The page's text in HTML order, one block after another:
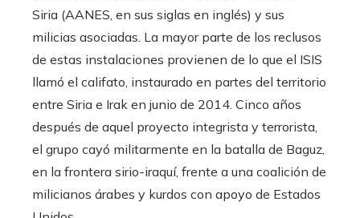
Siria (AANES, en sus siglas en inglés) y sus
milicias asociadas. La mayor parte de los reclusos
de estas instalaciones provienen de lo que el ISIS
llamó el califato, instaurado en partes del territorio
entre Siria e Irak en junio de 2014. Cinco años
después de aquel proyecto integrista y terrorista,
el grupo cayó militarmente en la batalla de Baguz,
en la frontera sirio-iraquí, frente a una coalición de
milicianos árabes y kurdos con apoyo de Estados